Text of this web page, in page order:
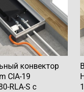
конвектор
CIA-19
RLA-S с